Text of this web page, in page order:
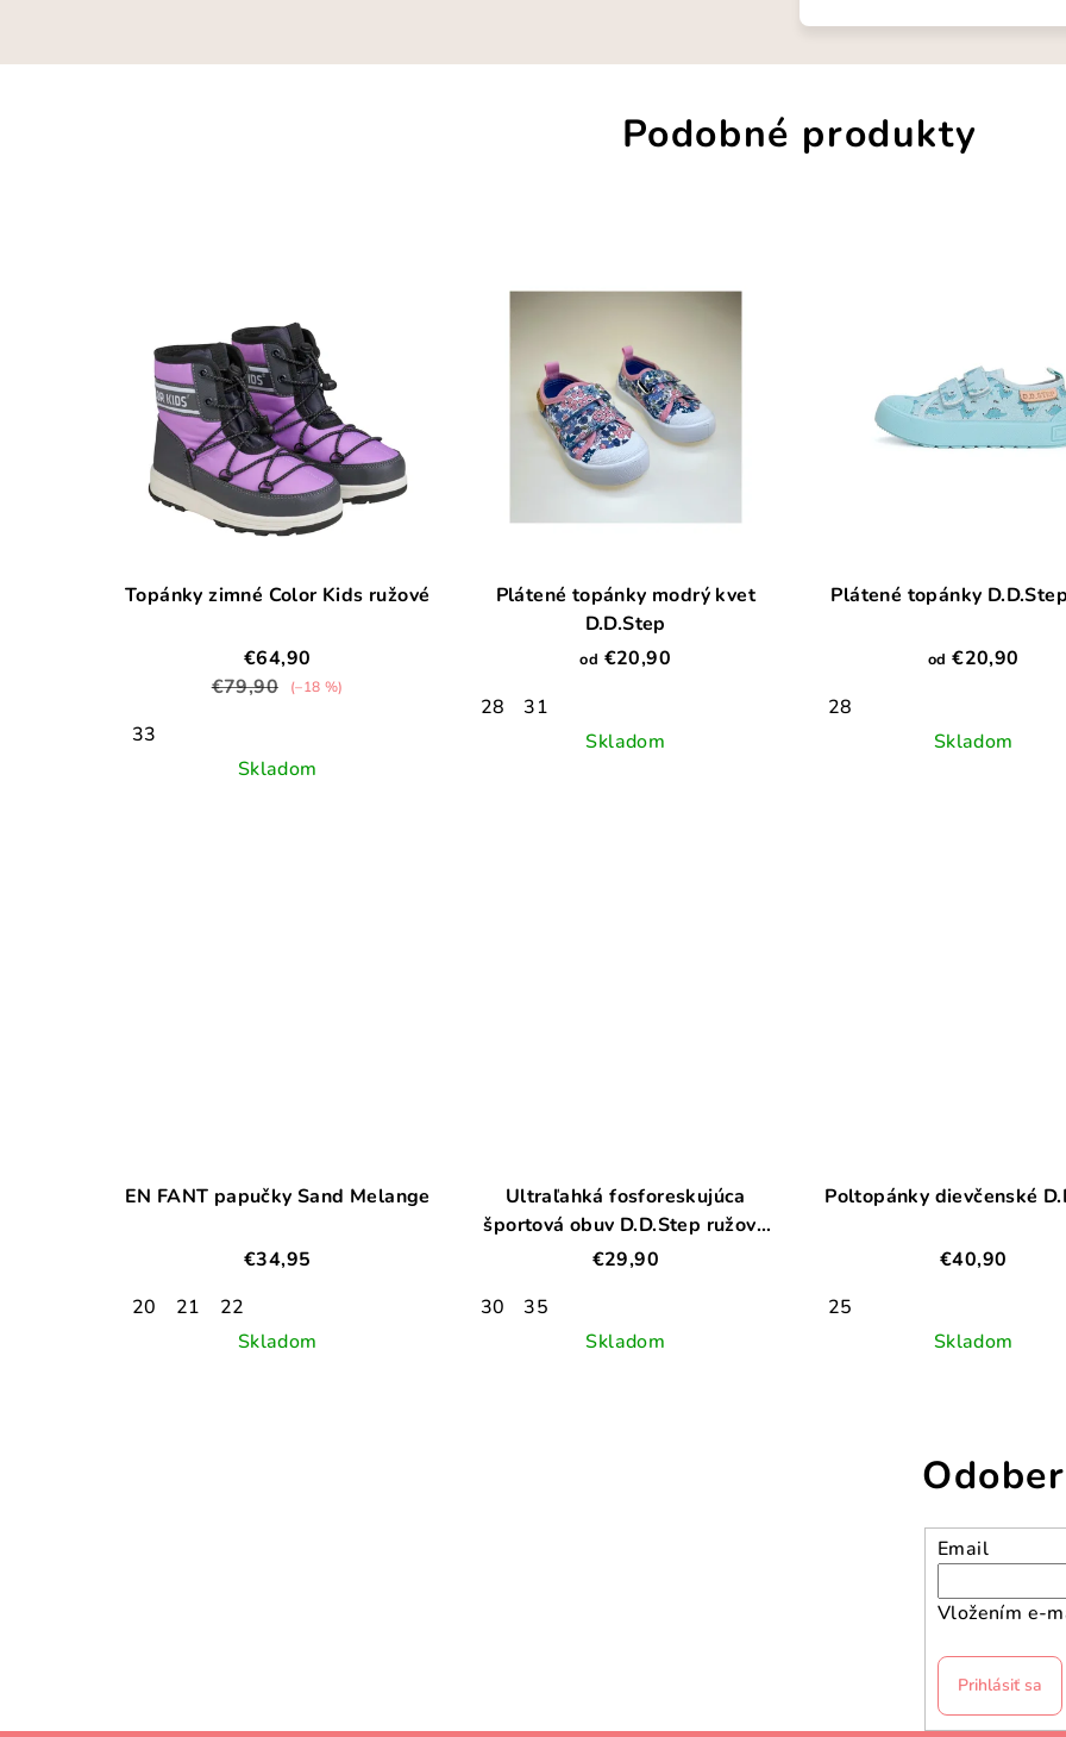
Podobné produkty
Topánky zimné Color Kids ružové
€64,90
€79,90
(–18 %)
33
Skladom
Plátené topánky modrý kvet
D.D.Step
od €20,90
28
31
Skladom
od €20,90
28
Skladom
EN FANT papučky Sand Melange
€34,95
20
21
22
Skladom
Ultraľahká fosforeskujúca
športová obuv D.D.Step ružovo
šedá
€29,90
30
35
Skladom
Poltopánky dievčenské
€40,90
25
Skladom
Email
Vložením e-
Prihlásiť sa